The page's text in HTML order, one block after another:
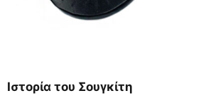
Ιστορία του Σουγκίτη